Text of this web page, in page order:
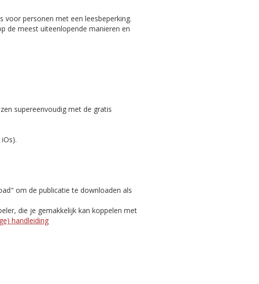
voor personen met een leesbeperking.
de meest uiteenlopende manieren en
supereenvoudig met de gratis
om de publicatie te downloaden als
die je gemakkelijk kan koppelen met
handleiding